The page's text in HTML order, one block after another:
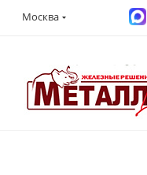
Москва